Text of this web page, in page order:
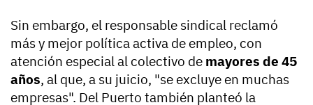
Sin embargo, el responsable sindical reclamó
más y mejor política activa de empleo, con
atención especial al colectivo de mayores de 45
años, al que, a su juicio, "se excluye en muchas
empresas". Del Puerto también planteó la